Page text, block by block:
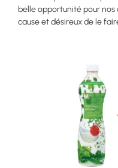
belle opportunité pour
cause et désireux de le